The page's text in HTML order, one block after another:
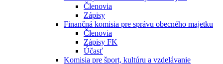
Členovia
Zápisy
Finančná komisia pre správu obecného majetku
Členovia
Zápisy FK
Účasť
Komisia pre šport, kultúru a vzdelávanie